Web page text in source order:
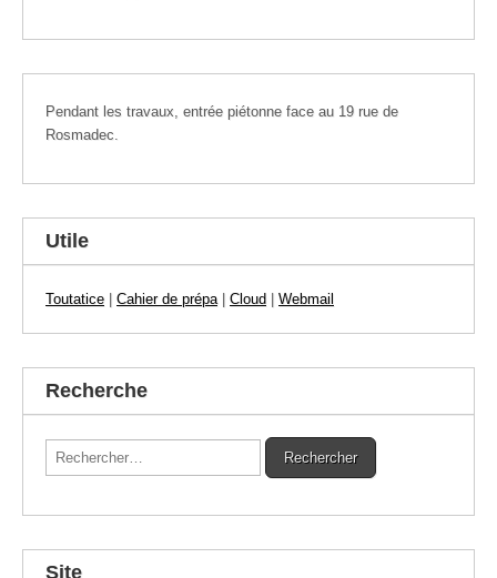
Pendant les travaux, entrée piétonne face au 19 rue de
Rosmadec.
Utile
Toutatice | Cahier de prépa | Cloud | Webmail
Recherche
Site